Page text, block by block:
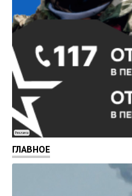
Реклама
ГЛАВНОЕ